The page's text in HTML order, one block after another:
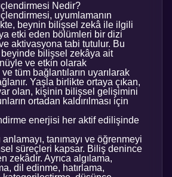
Nedir?
uyumlamanın
beynin bilişsel zekâ ile ilgili
etki eden bölümleri bir dizi
aktivasyona tabi tutulur. Bu
bilişsel zekâya ait
ve etkin olarak
tüm bağlantıların uyarılarak
Yaşla birlikte ortaya çıkan,
olan, kişinin bilişsel gelişimini
ortadan kaldırılması için
enerjisi her aktif edilişinde
anlamayı, tanımayı ve öğrenmeyi
süreçleri kapsar. Biliş denince
zekâdır. Ayrıca algılama,
dil edinme, hatırlama,